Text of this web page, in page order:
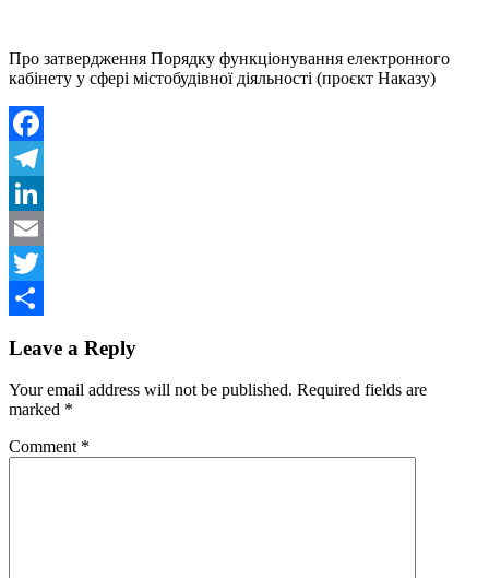
Про затвердження Порядку функціонування електронного
кабінету у сфері містобудівної діяльності (проєкт Наказу)
Facebook
Telegram
LinkedIn
Email
Twitter
Leave a Reply
Your email address will not be published. Required fields are
marked *
Comment *